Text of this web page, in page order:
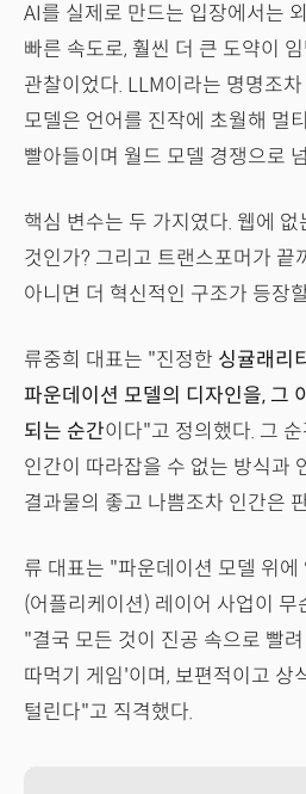
AI를 실제로 만드는 입장에서는
빠른 속도로, 훨씬 더 큰 도약이
관찰이었다. LLM이라는 명명조
모델은 언어를 진작에 초월해 멀
빨아들이며 월드 모델 경쟁으로
핵심 변수는 두 가지였다. 웹에
것인가? 그리고 트랜스포머가 끝
아니면 더 혁신적인 구조가 등장
류중희 대표는 "진정한 싱귤래리
파운데이션 모델의 디자인을, 그
되는 순간이다"고 정의했다. 그
인간이 따라잡을 수 없는 방식과
결과물의 좋고 나쁨조차 인간은
류 대표는 "파운데이션 모델 위에
(어플리케이션) 레이어 사업이 무
"결국 모든 것이 진공 속으로 빨
따먹기 게임'이며, 보편적이고 상
털린다"고 직격했다.